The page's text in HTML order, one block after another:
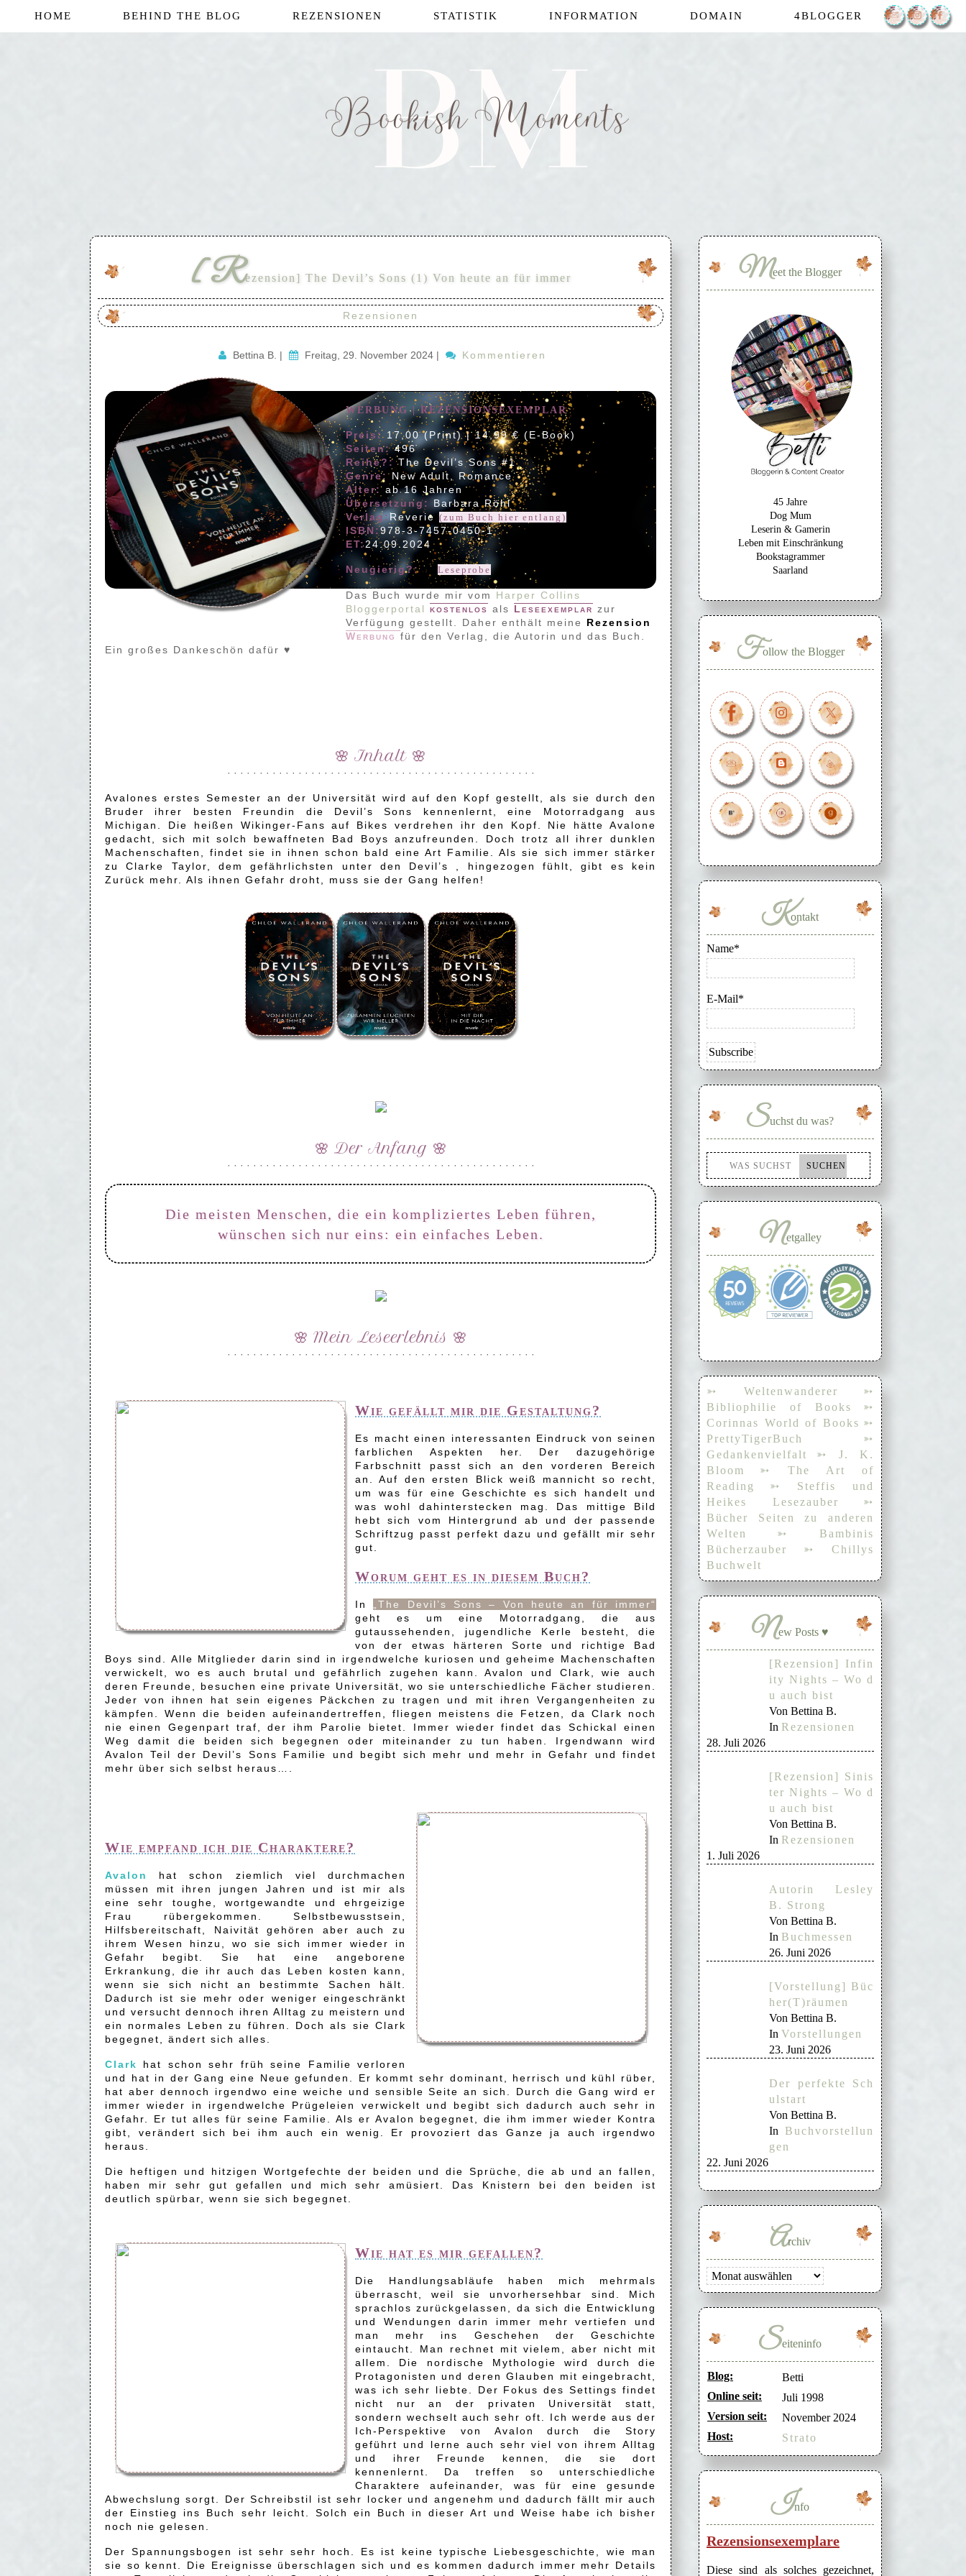
HOME BEHIND THE BLOG REZENSIONEN STATISTIK INFORMATION DOMAIN 4BLOGGER
[Rezension] The Devil’s Sons (1) Von heute an für immer
Rezensionen
Bettina B. | Freitag, 29. November 2024 | Kommentieren
WERBUNG | REZENSIONSEXEMPLAR
Preis: 17,00 (Print) | 14,99 € (E-Book)
Seiten: 496
Reihe?: The Devil’s Sons #1
Genre:
New Adult, Romance
Alter: ab 16 Jahren
Übersetzung:
Barbara Röhl
Verlag:Reverie (zum Buch hier entlang)
ISBN:978-3-7457-0450-1
ET:24.09.2024
Neugierig?:➠Leseprobe
Das Buch wurde mir vom Harper Collins
Bloggerportal kostenlos als Leseexemplar zur
Verfügung gestellt. Daher enthält meine Rezension
Werbung für den Verlag, die Autorin und das Buch.
Ein großes Dankeschön dafür ♥
🌸 Inhalt 🌸
· · · · · · · · · · · · · · · · · · · · · · · · · · · · · · · · · · · · · · · · · · · · · · · ·
Avalones erstes Semester an der Universität wird auf den Kopf gestellt, als sie durch den
Bruder ihrer besten Freundin die Devil’s Sons kennenlernt, eine Motorradgang aus
Michigan. Die heißen Wikinger-Fans auf Bikes verdrehen ihr den Kopf. Nie hätte Avalone
gedacht, sich mit solch bewaffneten Bad Boys anzufreunden. Doch trotz all ihrer dunklen
Machenschaften, findet sie in ihnen schon bald eine Art Familie. Als sie sich immer stärker
zu Clarke Taylor, dem gefährlichsten unter den Devil’s , hingezogen fühlt, gibt es kein
Zurück mehr. Als ihnen Gefahr droht, muss sie der Gang helfen!
🌸 Der Anfang 🌸
· · · · · · · · · · · · · · · · · · · · · · · · · · · · · · · · · · · · · · · · · · · · · · · ·
Die meisten Menschen, die ein kompliziertes Leben führen,
wünschen sich nur eins: ein einfaches Leben.
🌸 Mein Leseerlebnis 🌸
· · · · · · · · · · · · · · · · · · · · · · · · · · · · · · · · · · · · · · · · · · · · · · · ·
Wie gefällt mir die Gestaltung?
Es macht einen interessanten Eindruck von seinen
farblichen Aspekten her. Der dazugehörige
Farbschnitt passt sich an den vorderen Bereich
an. Auf den ersten Blick weiß mannicht so recht,
um was für eine Geschichte es sich handelt und
was wohl dahinterstecken mag. Das mittige Bild
hebt sich vom Hintergrund ab und der passende
Schriftzug passt perfekt dazu und gefällt mir sehr
gut.
Worum geht es in diesem Buch?
In
„The Devil’s Sons – Von heute an für immer“
geht es um eine Motorradgang, die aus
gutaussehenden, jugendliche Kerle besteht, die
von der etwas härteren Sorte und richtige Bad
Boys sind. Alle Mitglieder darin sind in irgendwelche kuriosen und geheime Machenschaften
verwickelt, wo es auch brutal und gefährlich zugehen kann. Avalon und Clark, wie auch
deren Freunde, besuchen eine private Universität, wo sie unterschiedliche Fächer studieren.
Jeder von ihnen hat sein eigenes Päckchen zu tragen und mit ihren Vergangenheiten zu
kämpfen. Wenn die beiden aufeinandertreffen, fliegen meistens die Fetzen, da Clark noch
nie einen Gegenpart traf, der ihm Parolie bietet. Immer wieder findet das Schickal einen
Weg damit die beiden sich begegnen oder miteinander zu tun haben. Irgendwann wird
Avalon Teil der Devil’s Sons Familie und begibt sich mehr und mehr in Gefahr und findet
mehr über sich selbst heraus….
Wie empfand ich die Charaktere?
Avalon
hat schon ziemlich viel durchmachen
müssen mit ihren jungen Jahren und ist mir als
eine sehr toughe, wortgewandte und ehrgeizige
Frau rübergekommen. Selbstbewusstsein,
Hilfsbereitschaft, Naivität gehören aber auch zu
ihrem Wesen hinzu, wo sie sich immer wieder in
Gefahr begibt. Sie hat eine angeborene
Erkrankung, die ihr auch das Leben kosten kann,
wenn sie sich nicht an bestimmte Sachen hält.
Dadurch ist sie mehr oder weniger eingeschränkt
und versucht dennoch ihren Alltag zu meistern und
ein normales Leben zu führen. Doch als sie Clark
begegnet, ändert sich alles.
Clark
hat schon sehr früh seine Familie verloren
und hat in der Gang eine Neue gefunden. Er kommt sehr dominant, herrisch und kühl rüber,
hat aber dennoch irgendwo eine weiche und sensible Seite an sich. Durch die Gang wird er
immer wieder in irgendwelche Prügeleien verwickelt und begibt sich dadurch auch sehr in
Gefahr. Er tut alles für seine Familie. Als er Avalon begegnet, die ihm immer wieder Kontra
gibt, verändert sich bei ihm auch ein wenig. Er provoziert das Ganze ja auch irgendwo
heraus.
Die heftigen und hitzigen Wortgefechte der beiden und die Sprüche, die ab und an fallen,
haben mir sehr gut gefallen und mich sehr amüsiert. Das Knistern bei den beiden ist
deutlich spürbar, wenn sie sich begegnet.
Wie hat es mir gefallen?
Die Handlungsabläufe haben mich mehrmals
überrascht, weil sie unvorhersehbar sind. Mich
sprachlos zurückgelassen, da sich die Entwicklung
und Wendungen darin immer mehr vertiefen und
man mehr ins Geschehen der Geschichte
eintaucht. Man rechnet mit vielem, aber nicht mit
allem. Die nordische Mythologie wird durch die
Protagonisten und deren Glauben mit eingebracht,
was ich sehr liebte. Der Fokus des Settings findet
nicht nur an der privaten Universität statt,
sondern wechselt auch sehr oft. Ich werde aus der
Ich-Perspektive von Avalon durch die Story
geführt und lerne auch sehr viel von ihrem Alltag
und ihrer Freunde kennen, die sie dort
kennenlernt. Da treffen so unterschiedliche
Charaktere aufeinander, was für eine gesunde
Abwechslung sorgt. Der Schreibstil ist sehr locker und angenehm und dadurch fällt mir auch
der Einstieg ins Buch sehr leicht. Solch ein Buch in dieser Art und Weise habe ich bisher
noch nie gelesen.
Der Spannungsbogen ist sehr sehr hoch. Es ist keine typische Liebesgeschichte, wie man
sie so kennt. Die Ereignisse überschlagen sich und es kommen dadurch immer mehr Details
Meet the Blogger
45 Jahre
Dog Mum
Leserin & Gamerin
Leben mit Einschränkung
Bookstagrammer
Saarland
Follow the Blogger
Kontakt
Name*
E-Mail*
Suchst du was?
Netgalley
➳ Weltenwanderer
➳
Bibliophilie of Books
➳
Corinnas World of Books ➳
PrettyTigerBuch
➳
Gedankenvielfalt
➳ J. K.
Bloom
➳ The Art of
Reading
➳ Steffis und
Heikes Lesezauber
➳
Bücher Seiten zu anderen
Welten
➳ Bambinis
Bücherzauber
➳ Chillys
Buchwelt
New Posts ♥
[Rezension] Infin
ity Nights – Wo d
u auch bist
Von Bettina B.
In Rezensionen
28. Juli 2026
[Rezension] Sinis
ter Nights – Wo d
u auch bist
Von Bettina B.
In Rezensionen
1. Juli 2026
Autorin Lesley
B. Strong
Von Bettina B.
In Buchmessen
26. Juni 2026
[Vorstellung] Büc
her(T)räumen
Von Bettina B.
In Vorstellungen
23. Juni 2026
Der perfekte Sch
ulstart
Von Bettina B.
In Buchvorstellun
gen
22. Juni 2026
Archiv
Archiv
Seiteninfo
Blog:
Betti
Online seit:
Juli 1998
Version seit:
November 2024
Host:
Strato
Info
Rezensionsexemplare
Diese sind als solches gezeichnet,